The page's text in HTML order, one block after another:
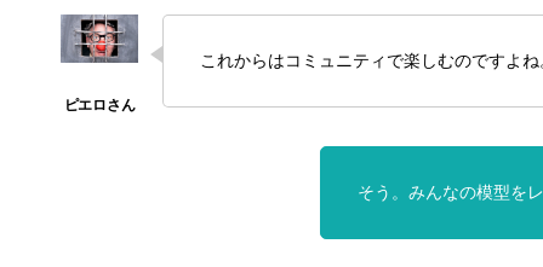
これからはコミュニティで楽しむのですよね
そう。みんなの模型を